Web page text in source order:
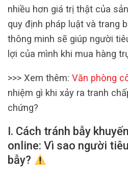
nhiều hơn giá trị thật của
quy định pháp luật và trang
thông minh sẽ giúp người
lợi của mình khi mua hàng
>>> Xem thêm: Văn phòng
nhiệm gì khi xảy ra tranh
chứng?
I. Cách tránh bẫy
online: Vì sao người
bẫy?